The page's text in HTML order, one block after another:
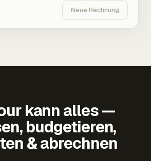
Neue Rechnung
kann alles —
budgetieren,
& abrechnen